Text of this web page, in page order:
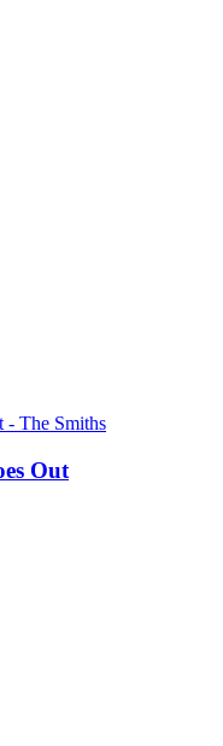
Out